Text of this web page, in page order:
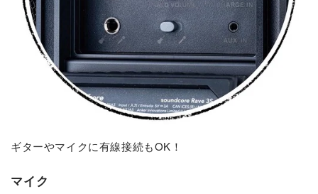
ギターやマイクに有線接続もOK！
マイク